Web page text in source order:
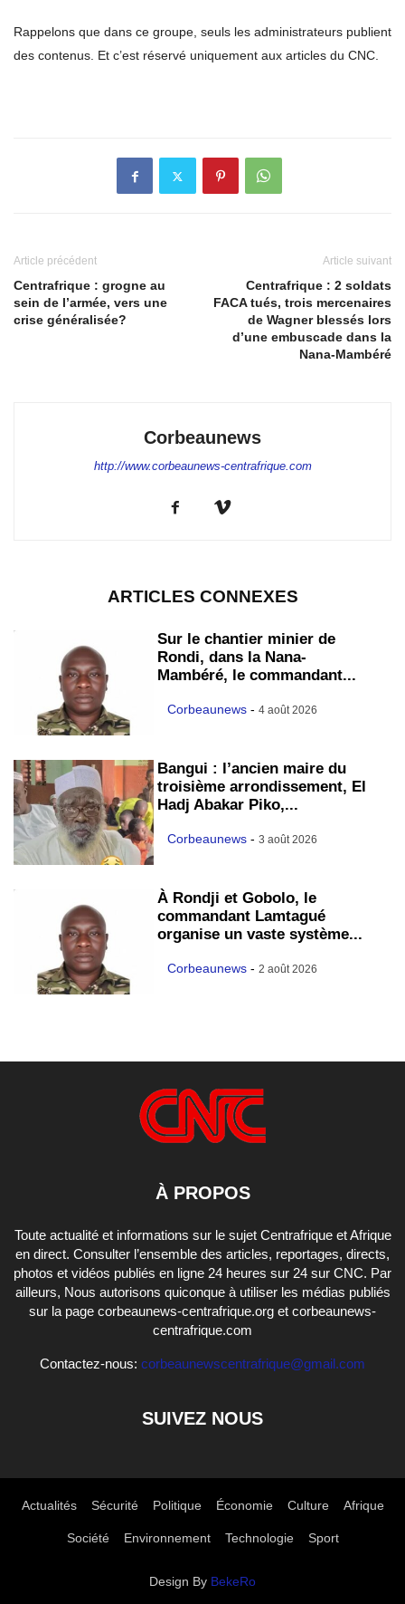
Rappelons que dans ce groupe, seuls les administrateurs publient
des contenus. Et c’est réservé uniquement aux articles du CNC.
Article précédent
Centrafrique : grogne au
sein de l’armée, vers une
crise généralisée?
Article suivant
Centrafrique : 2 soldats
FACA tués, trois mercenaires
de Wagner blessés lors
d’une embuscade dans la
Nana-Mambéré
Corbeaunews
http://www.corbeaunews-centrafrique.com
ARTICLES CONNEXES
Sur le chantier minier de
Rondi, dans la Nana-
Mambéré, le commandant...
Corbeaunews - 4 août 2026
Bangui : l’ancien maire du
troisième arrondissement, El
Hadj Abakar Piko,...
Corbeaunews - 3 août 2026
À Rondji et Gobolo, le
commandant Lamtagué
organise un vaste système...
Corbeaunews - 2 août 2026
À PROPOS
Toute actualité et informations sur le sujet Centrafrique et Afrique
en direct. Consulter l’ensemble des articles, reportages, directs,
photos et vidéos publiés en ligne 24 heures sur 24 sur CNC. Par
ailleurs, Nous autorisons quiconque à utiliser les médias publiés
sur la page corbeaunews-centrafrique.org et corbeaunews-
centrafrique.com
Contactez-nous: corbeaunewscentrafrique@gmail.com
SUIVEZ NOUS
Actualités Sécurité Politique Économie Culture Afrique
Société Environnement Technologie Sport
Design By BekeRo